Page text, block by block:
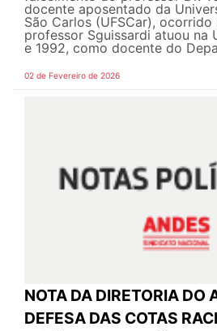
docente aposentado da
São Carlos (UFSCar), ocorrido
professor Sguissardi atuou na
e 1992, como docente do
02 de Fevereiro de 2026
NOTA DA DIRETORIA DO
DEFESA DAS COTAS